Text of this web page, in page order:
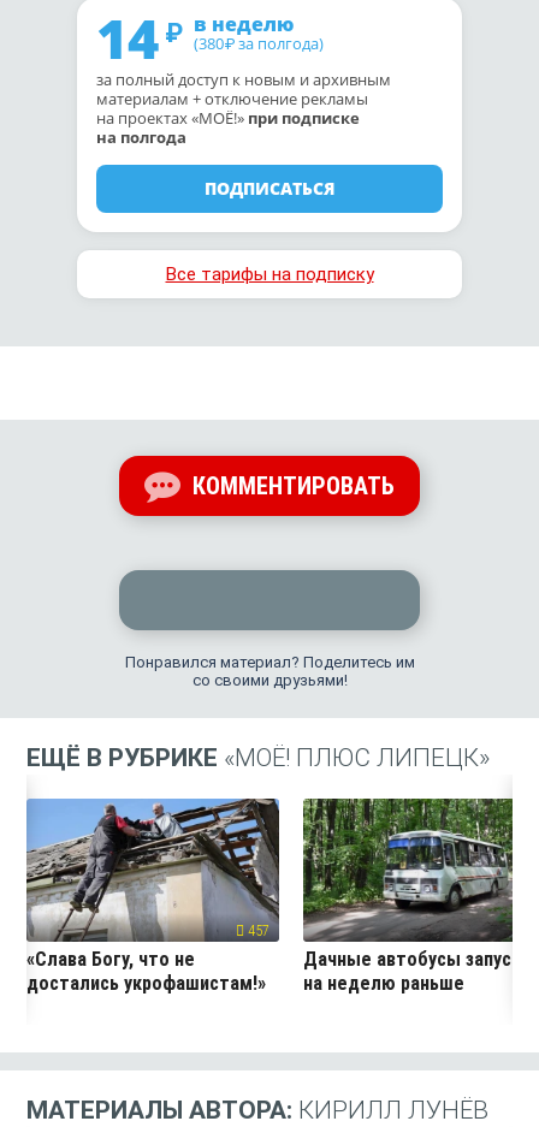
14 в неделю
(380₽ за полгода)
за полный доступ к новым и архивным
материалам + отключение рекламы
на проектах «МОЁ!» при подписке
на полгода
ПОДПИСАТЬСЯ
Все тарифы на подписку
КОММЕНТИРОВАТЬ
Понравился материал? Поделитесь им
со своими друзьями!
ЕЩЁ В РУБРИКЕ «МОЁ! ПЛЮС ЛИПЕЦК»
457
«Слава Богу, что не
достались укрофашистам!»
Дачные автобусы
на неделю раньше
МАТЕРИАЛЫ АВТОРА: КИРИЛЛ ЛУНЁВ